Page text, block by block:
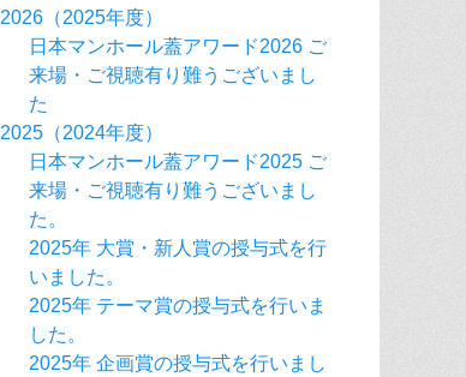
2026（2025年度）
日本マンホール蓋アワード2026 ご
来場・ご視聴有り難うございまし
た
2025（2024年度）
日本マンホール蓋アワード2025 ご
来場・ご視聴有り難うございまし
た。
2025年 大賞・新人賞の授与式を行
いました。
2025年 テーマ賞の授与式を行いま
した。
2025年 企画賞の授与式を行いまし